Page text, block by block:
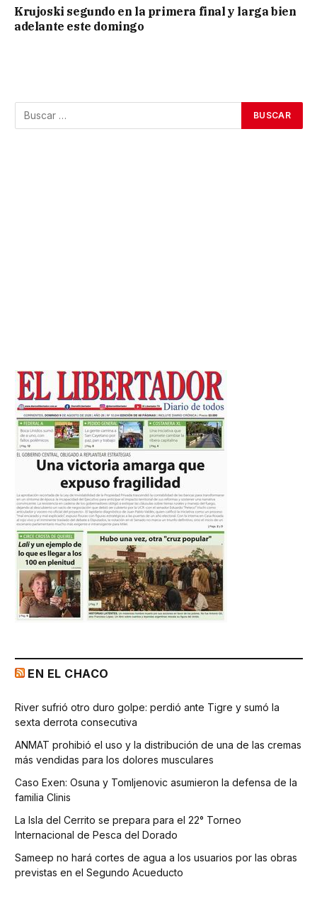
Krujoski segundo en la primera final y larga bien
adelante este domingo
EN EL CHACO
River sufrió otro duro golpe: perdió ante Tigre y sumó la
sexta derrota consecutiva
ANMAT prohibió el uso y la distribución de una de las cremas
más vendidas para los dolores musculares
Caso Exen: Osuna y Tomljenovic asumieron la defensa de la
familia Clinis
La Isla del Cerrito se prepara para el 22° Torneo
Internacional de Pesca del Dorado
Sameep no hará cortes de agua a los usuarios por las obras
previstas en el Segundo Acueducto